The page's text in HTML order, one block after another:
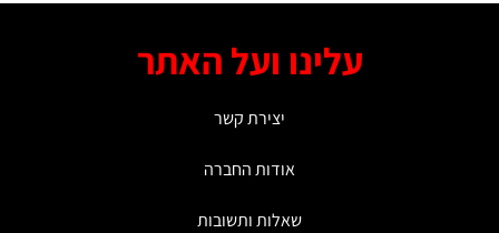
סוגים. עלינו ועל האתר
יצירת קשר
אודות החברה
שאלות ותשובות